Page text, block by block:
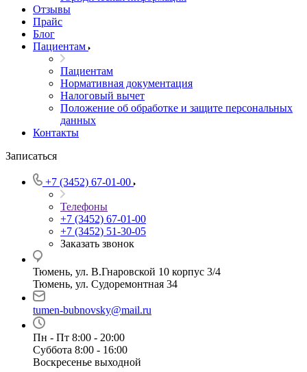
Отзывы
Прайс
Блог
Пациентам
Пациентам
Нормативная документация
Налоговый вычет
Положение об обработке и защите персональных
данных
Контакты
Записаться
+7 (3452) 67-01-00
Телефоны
+7 (3452) 67-01-00
+7 (3452) 51-30-05
Заказать звонок
Тюмень, ул. В.Гнаровской 10 корпус 3/4
Тюмень, ул. Судоремонтная 34
tumen-bubnovsky@mail.ru
Пн - Пт 8:00 - 20:00
Суббота 8:00 - 16:00
Воскресенье выходной